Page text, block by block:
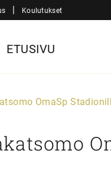
| Koulutukset
ETUSIVU
OmaSp